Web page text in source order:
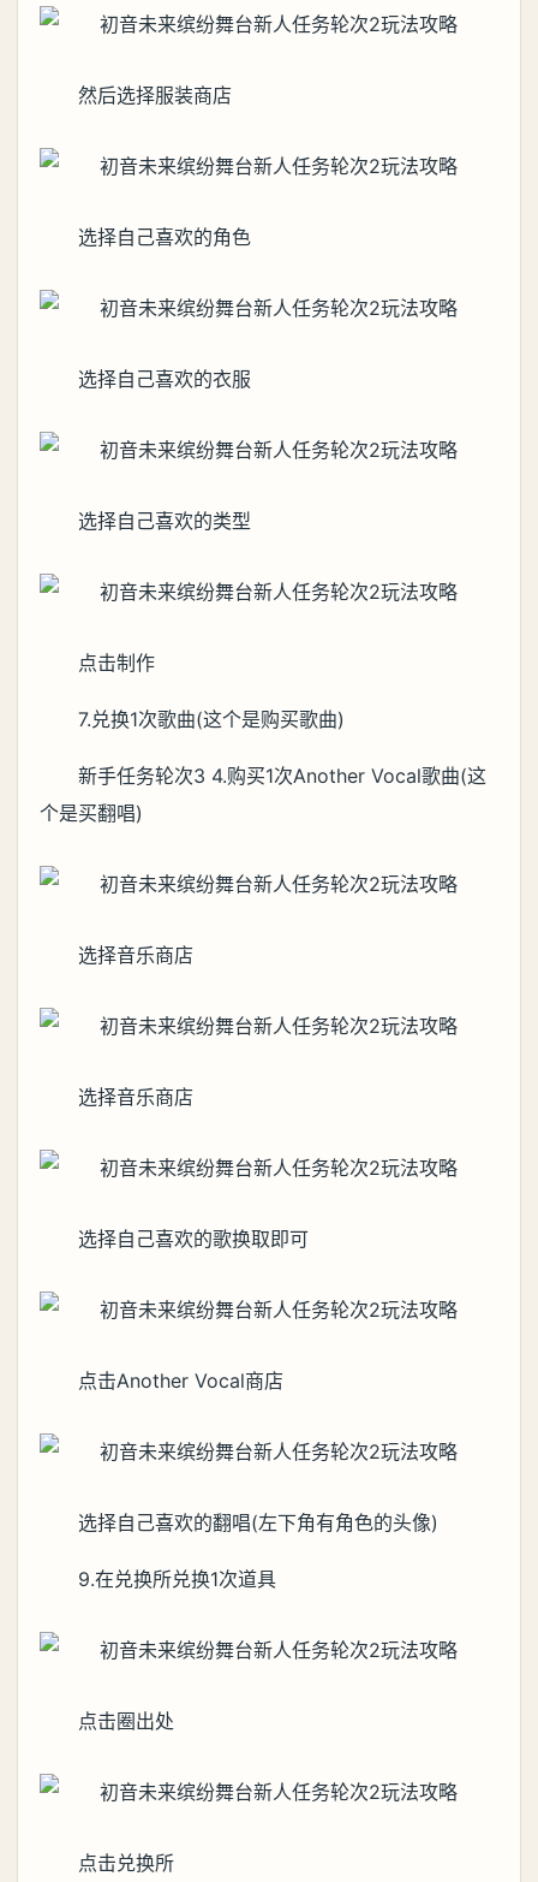
然后选择服装商店
选择自己喜欢的角色
选择自己喜欢的衣服
选择自己喜欢的类型
点击制作
7.兑换1次歌曲(这个是购买歌曲)
新手任务轮次3 4.购买1次Another Vocal歌曲(这
个是买翻唱)
选择音乐商店
选择音乐商店
选择自己喜欢的歌换取即可
点击Another Vocal商店
选择自己喜欢的翻唱(左下角有角色的头像)
9.在兑换所兑换1次道具
点击圈出处
点击兑换所